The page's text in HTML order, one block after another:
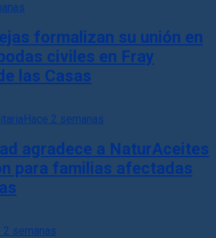
formalizan su unión en
civiles en Fray
las Casas
Hace 2 semanas
agradece a NaturAceites
para familias afectadas
2 semanas